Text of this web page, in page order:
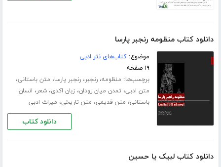
دانلود کتاب منظومه رنجبر پارسا
موضوع:کتاب‌های نثر ادبی
۱۹ صفحه
برچسب‌ها: منظومه،رنجبر،رنجبر پارسا، متن باستانی،
متن ادبی، تمدن میان رودان، زبان اکدی،شعر، انسان
باستانی، متن قدیمی، متن تاریخی، میراث ادبی
دانلود کتاب
دانلود کتاب لبیک یا حسین